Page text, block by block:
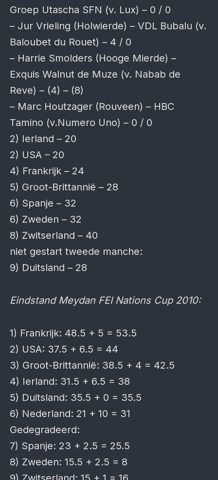
Groep Utascha SFN (v. Lux) – 0 / 0
– Jur Vrieling (Holwierde) – VDL Bubalu (v.
Baloubet du Rouet) – 4 / 0
– Harrie Smolders (Hooge Mierde) –
Exquis Walnut de Muze (v. Nabab de
Reve) – (4) – (8)
– Marc Houtzager (Rouveen) – HBC
Tamino (v.Numero Uno) – 0 / 0
2) Ierland – 20
2) USA – 20
4) Frankrijk – 24
5) Groot-Brittannië – 28
6) Spanje – 32
6) Zweden – 32
8) Zwitserland – 40
niet gestart tweede manche:
9) Duitsland – 28
Eindstand Meydan FEI Nations Cup 2010:
1) Frankrijk: 48.5 + 5 = 53.5
2) USA: 37.5 + 6.5 = 44
3) Groot-Brittannië: 38.5 + 4 = 42.5
4) Ierland: 31.5 + 6.5 = 38
5) Duitsland: 35.5 + 0 = 35.5
6) Nederland: 21 + 10 = 31
Gedegradeerd:
7) Spanje: 23 + 2.5 = 25.5
8) Zweden: 15.5 + 2.5 = 8